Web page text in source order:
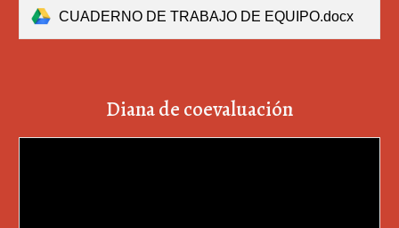
CUADERNO DE TRABAJO DE EQUIPO.docx
Diana de coevaluación